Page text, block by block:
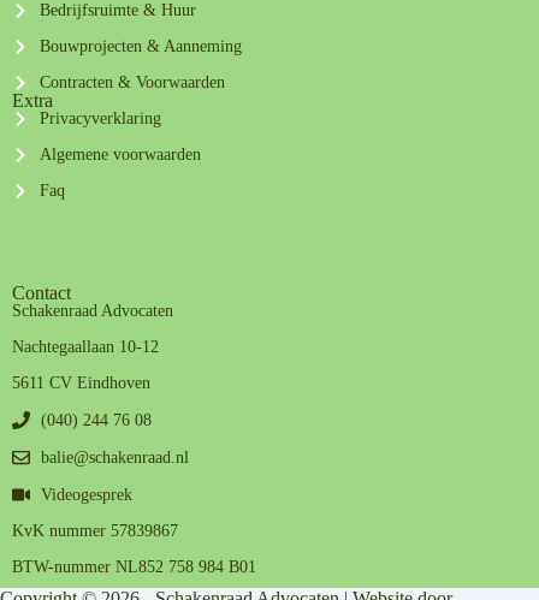
Bedrijfsruimte & Huur
Bouwprojecten & Aanneming
Contracten & Voorwaarden
Extra
Privacyverklaring
Algemene voorwaarden
Faq
Contact
Schakenraad Advocaten
Nachtegaallaan 10-12
5611 CV Eindhoven
(040) 244 76 08
balie@schakenraad.nl
Videogesprek
KvK nummer 57839867
BTW-nummer NL852 758 984 B01